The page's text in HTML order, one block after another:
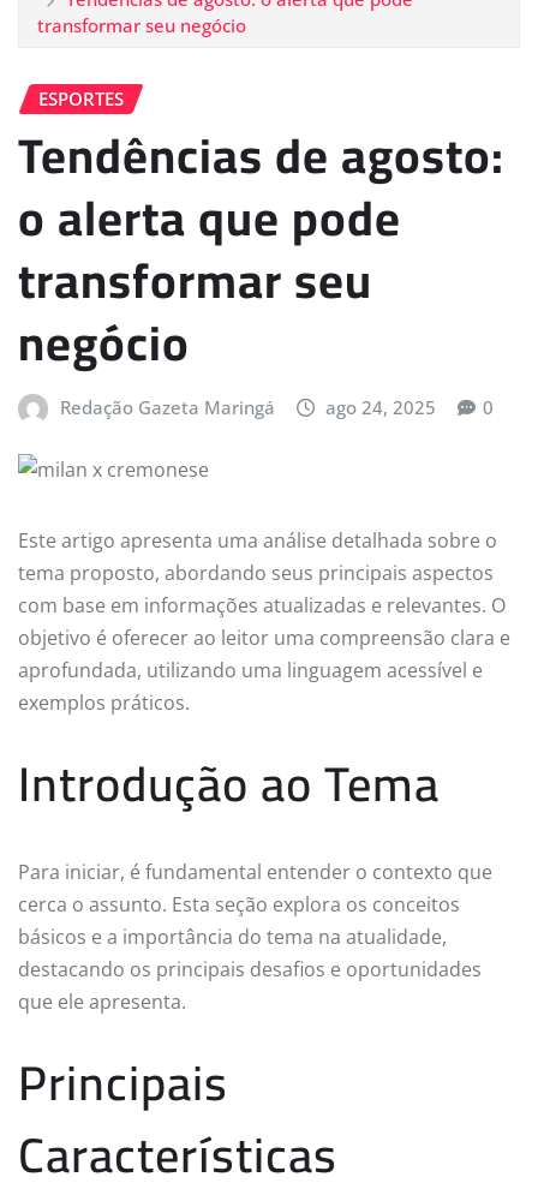
transformar seu negócio
ESPORTES
Tendências de agosto:
o alerta que pode
transformar seu
negócio
Redação Gazeta Maringá ago 24, 2025 0
Este artigo apresenta uma análise detalhada sobre o
tema proposto, abordando seus principais aspectos
com base em informações atualizadas e relevantes. O
objetivo é oferecer ao leitor uma compreensão clara e
aprofundada, utilizando uma linguagem acessível e
exemplos práticos.
Introdução ao Tema
Para iniciar, é fundamental entender o contexto que
cerca o assunto. Esta seção explora os conceitos
básicos e a importância do tema na atualidade,
destacando os principais desafios e oportunidades
que ele apresenta.
Principais
Características